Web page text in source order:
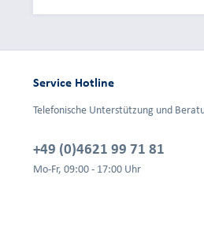
Service Hotline
Telefonische Unterstützung und
+49 (0)4621 99 71 81
Mo-Fr, 09:00 - 17:00 Uhr